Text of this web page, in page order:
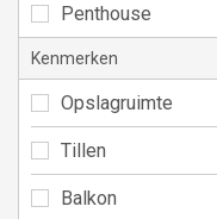
Penthouse
Kenmerken
Opslagruimte
Tillen
Balkon